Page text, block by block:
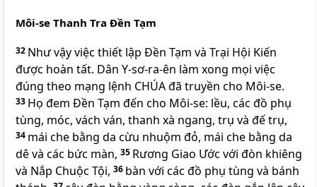
Môi-se Thanh Tra Đền Tạm
32 Như vậy việc thiết lập Đền Tạm và Trại Hội Kiến
được hoàn tất. Dân Y-sơ-ra-ên làm xong mọi việc
đúng theo mạng lệnh CHÚAđã truyền cho Môi-se.
33 Họ đem Đền Tạm đến cho Môi-se: lều, các đồ phụ
tùng, móc, vách ván, thanh xà ngang, trụ và đế trụ,
34 mái che bằng da cừu nhuộm đỏ, mái che bằng da
dê và các bức màn, 35 Rương Giao Ước với đòn khiêng
và Nắp Chuộc Tội, 36 bàn với các đồ phụ tùng và bánh